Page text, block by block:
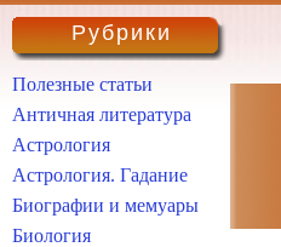
Рубрики
Полезные статьи
Античная литература
Астрология
Астрология. Гадание
Биографии и мемуары
Биология